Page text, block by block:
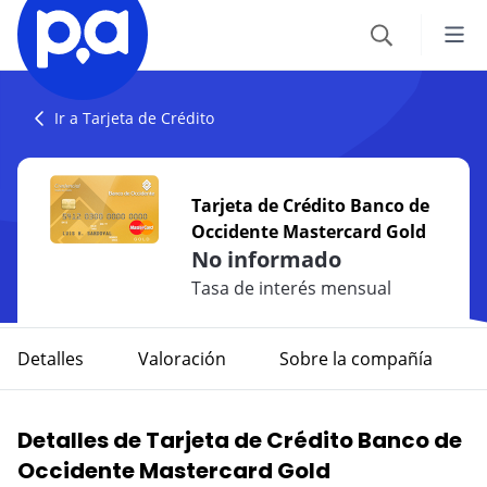
Seguros
VEHÍCULOS
Seguro Todo Riesgo
Seguro para Motos
Seguro de Viaje
Productos financieros
CRÉDITOS
Crédito Hipotecario
Credito de Consumo
TARJETAS
Blog
Finanzas
Ir a Tarjeta de Crédito
Tarjeta de Crédito Banco de
Occidente Mastercard Gold
No informado
Tasa de interés mensual
Detalles Valoración Sobre la compañía
Detalles de Tarjeta de Crédito Banco de
Occidente Mastercard Gold